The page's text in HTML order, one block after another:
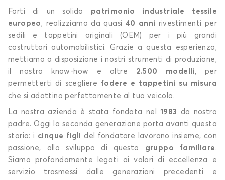
Forti di un solido patrimonio industriale tessile
europeo, realizziamo da quasi 40 anni rivestimenti per
sedili e tappetini originali (OEM) per i più grandi
costruttori automobilistici. Grazie a questa esperienza,
mettiamo a disposizione i nostri strumenti di produzione,
il nostro know-how e oltre 2.500 modelli, per
permetterti di scegliere fodere e tappetini su misura
che si adattino perfettamente al tuo veicolo.
La nostra azienda è stata fondata nel1983
da nostro
padre. Oggi la seconda generazione porta avanti questa
storia: i cinque figli del fondatore lavorano insieme, con
passione, allo sviluppo di questo gruppo familiare .
Siamo profondamente legati ai valori di eccellenza e
servizio trasmessi dalle generazioni precedenti e